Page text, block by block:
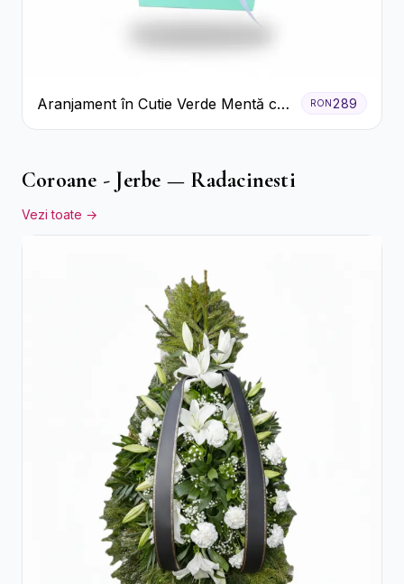
Aranjament în Cutie Verde Mentă cu
Trandafiri și Alstroemeria
RON 289
Coroane - Jerbe — Radacinesti
Vezi toate →